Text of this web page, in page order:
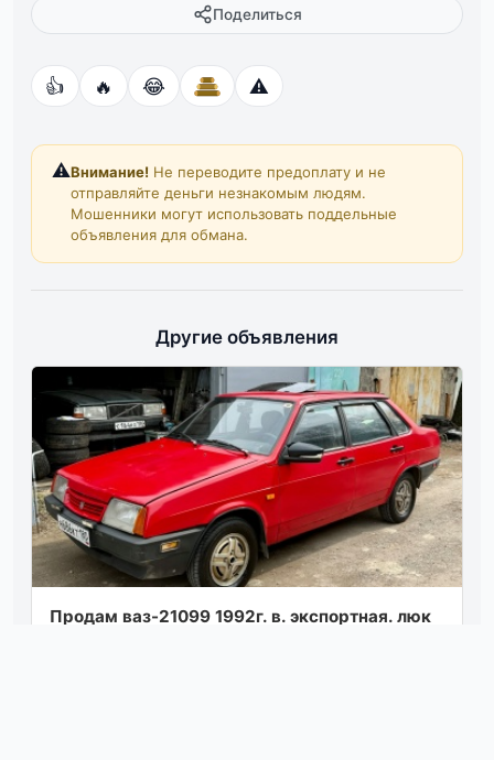
Поделиться
👍 🔥 😂 ⚠️
⚠️Внимание! Не переводите предоплату и не
отправляйте деньги незнакомым людям.
Мошенники могут использовать поддельные
объявления для обмана.
Другие объявления
Продам ваз-21099 1992г. в. экспортная. люк